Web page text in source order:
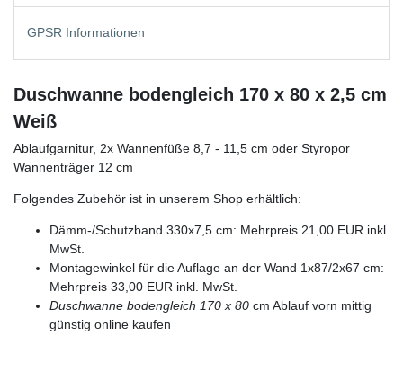
GPSR Informationen
Duschwanne bodengleich 170 x 80 x 2,5 cm
Weiß
Ablaufgarnitur, 2x Wannenfüße 8,7 - 11,5 cm oder Styropor
Wannenträger 12 cm
Folgendes Zubehör ist in unserem Shop erhältlich:
Dämm-/Schutzband 330x7,5 cm: Mehrpreis 21,00 EUR inkl.
MwSt.
Montagewinkel für die Auflage an der Wand 1x87/2x67 cm:
Mehrpreis 33,00 EUR inkl. MwSt.
Duschwanne bodengleich 170 x 80 cm Ablauf vorn mittig
günstig online kaufen